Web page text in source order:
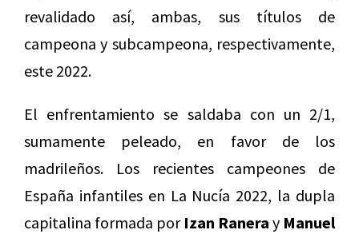
revalidado así, ambas, sus títulos de
campeona y subcampeona, respectivamente,
este 2022.
El enfrentamiento se saldaba con un 2/1,
sumamente peleado, en favor de los
madrileños. Los recientes campeones de
España infantiles en La Nucía 2022, la dupla
capitalina formada por Izan Ranera y Manuel